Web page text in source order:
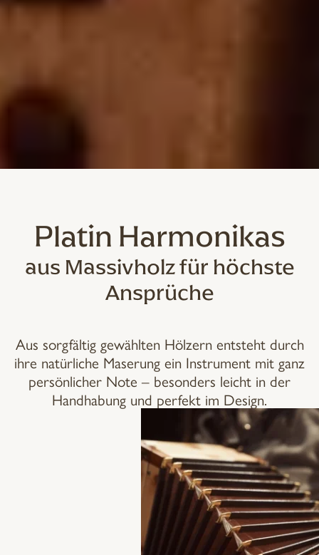
Platin Harmonikas
aus Massivholz für höchste
Ansprüche
Aus sorgfältig gewählten Hölzern entsteht durch
ihre natürliche Maserung ein Instrument mit ganz
persönlicher Note – besonders leicht in der
Handhabung und perfekt im Design.